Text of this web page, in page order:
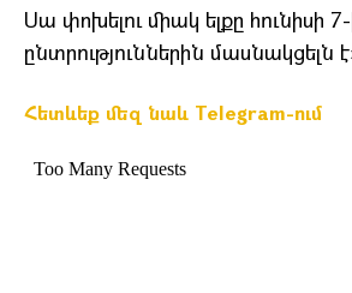
Սա փոխելու միակ ելքը հունիսի
ընտրություններին մասնակցելն
Հետևեք մեզ նաև Telegram-ում